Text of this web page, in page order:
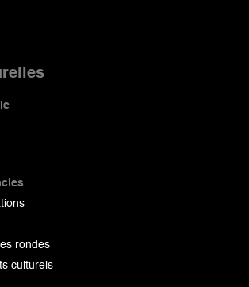
rondes
culturels